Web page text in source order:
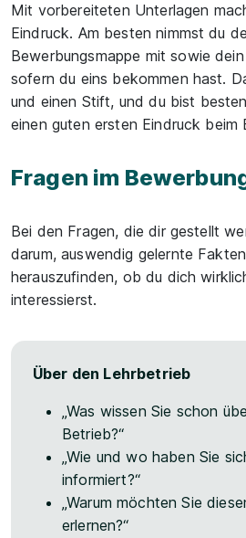
Mit vorbereiteten Unterlagen
Eindruck. Am besten nimmst du
Bewerbungsmappe mit sowie
sofern du eins bekommen hast.
und einen Stift, und du bist
einen guten ersten Eindruck beim
Fragen im
Bei den Fragen, die dir gestellt
darum, auswendig gelernte
herauszufinden, ob du dich
interessierst.
Über den Lehrbetrieb
„Was wissen Sie schon
Betrieb?“
„Wie und wo haben Sie
informiert?“
„Warum möchten Sie
erlernen?“